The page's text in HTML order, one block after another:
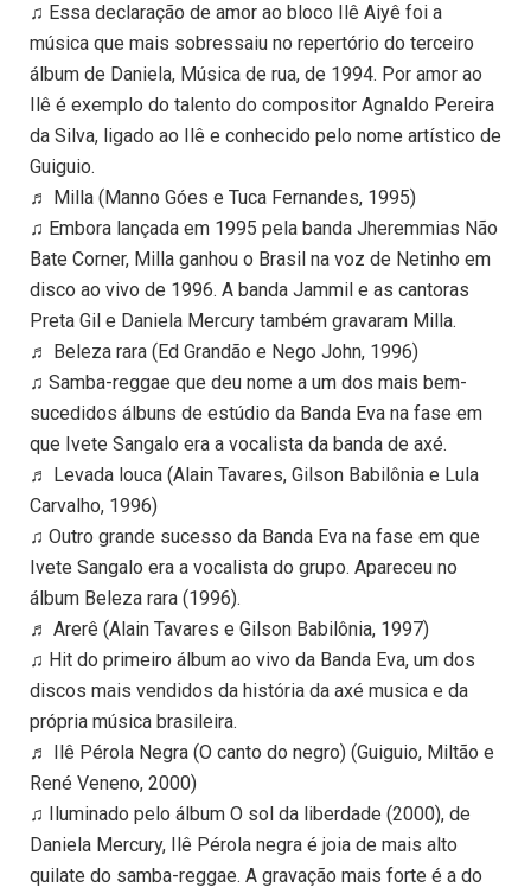
♫ Essa declaração de amor ao bloco Ilê Aiyê foi a
música que mais sobressaiu no repertório do terceiro
álbum de Daniela, Música de rua, de 1994. Por amor ao
Ilê é exemplo do talento do compositor Agnaldo Pereira
da Silva, ligado ao Ilê e conhecido pelo nome artístico de
Guiguio.
♬ Milla (Manno Góes e Tuca Fernandes, 1995)
♫ Embora lançada em 1995 pela banda Jheremmias Não
Bate Corner, Milla ganhou o Brasil na voz de Netinho em
disco ao vivo de 1996. A banda Jammil e as cantoras
Preta Gil e Daniela Mercury também gravaram Milla.
♬ Beleza rara (Ed Grandão e Nego John, 1996)
♫ Samba-reggae que deu nome a um dos mais bem-
sucedidos álbuns de estúdio da Banda Eva na fase em
que Ivete Sangalo era a vocalista da banda de axé.
♬ Levada louca (Alain Tavares, Gilson Babilônia e Lula
Carvalho, 1996)
♫ Outro grande sucesso da Banda Eva na fase em que
Ivete Sangalo era a vocalista do grupo. Apareceu no
álbum Beleza rara (1996).
♬ Arerê (Alain Tavares e Gilson Babilônia, 1997)
♫ Hit do primeiro álbum ao vivo da Banda Eva, um dos
discos mais vendidos da história da axé musica e da
própria música brasileira.
♬ Ilê Pérola Negra (O canto do negro) (Guiguio, Miltão e
René Veneno, 2000)
♫ Iluminado pelo álbum O sol da liberdade (2000), de
Daniela Mercury, Ilê Pérola negra é joia de mais alto
quilate do samba-reggae. A gravação mais forte é a do